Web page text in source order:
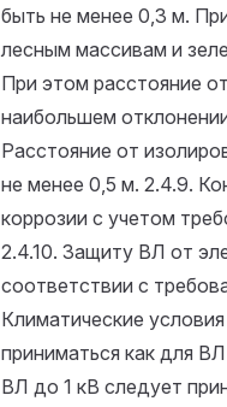
быть не менее 0,3 м.
лесным массивам и
При этом расстояние
наибольшем
Расстояние от
не менее 0,5 м. 2.4.9.
коррозии с учетом
2.4.10. Защиту ВЛ от
соответствии с
Климатические
приниматься как для
ВЛ до 1 кВ следует